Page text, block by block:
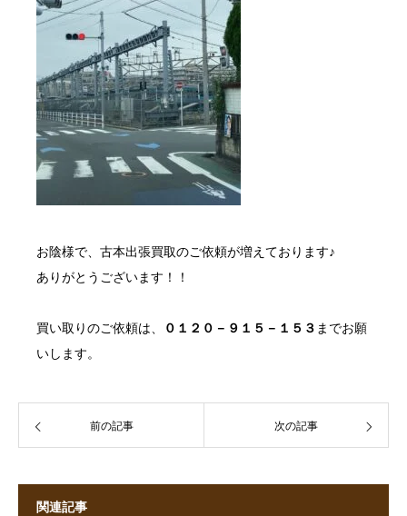
お陰様で、 古本出張買取のご依頼が増えております♪
ありがとうございます！！
買い取りのご依頼は、 ０１２０－９１５－１５３ までお願
いします。
前の記事 次の記事
関連記事